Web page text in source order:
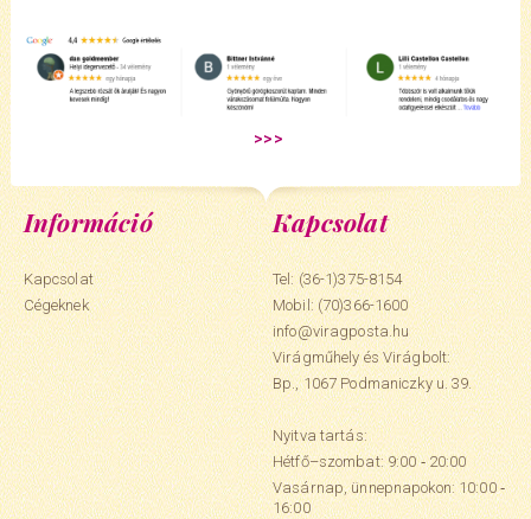
Információ
Kapcsolat
Cégeknek
Kapcsolat
Tel: (36-1)375-8154
Mobil:(70)366-1600
info@viragposta.hu
Virágműhely és Virágbolt:
Bp., 1067 Podmaniczky u. 39.
Nyitva tartás:
Hétfő–szombat: 9:00 ‑ 20:00
Vasárnap, ünnepnapokon: 10:00 ‑
16:00